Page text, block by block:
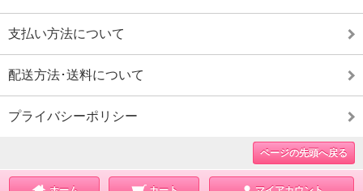
支払い方法について
配送方法･送料について
プライバシーポリシー
ページの先頭へ戻る